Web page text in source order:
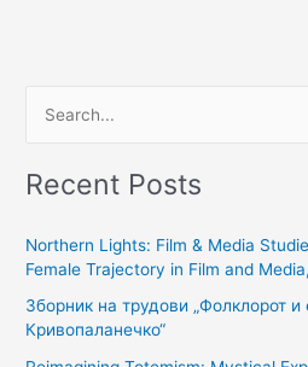
a
c
f
Recent Posts
Northern Lights: Film & Media
Female Trajectory in Film and
Зборник на трудови „Фолклорот и
Кривопаланечко“